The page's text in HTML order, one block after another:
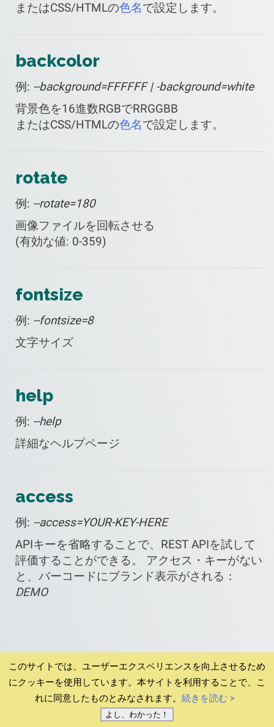
またはCSS/HTMLの色名で設定します。
backcolor
例: --background=FFFFFF | -background=white
背景色を16進数RGBでRRGGBB
またはCSS/HTMLの色名で設定します。
rotate
例: --rotate=180
画像ファイルを回転させる
(有効な値: 0-359)
fontsize
例: --fontsize=8
文字サイズ
help
例: --help
詳細なヘルプページ
access
例: --access=YOUR-KEY-HERE
APIキーを省略することで、REST APIを試して
評価することができる。 アクセス・キーがない
と、バーコードにブランド表示がされる：
DEMO
© 1994-2026 ホーム ダウンロード v6.12.4 利用規約 プ
インプリント ご注文に関するサポート
このサイトでは、ユーザーエクスペリエンスを向上させるため
にクッキーを使用しています。本サイトを利用することで、こ
れに同意したものとみなされます。 続きを読む >
よし、わかった！